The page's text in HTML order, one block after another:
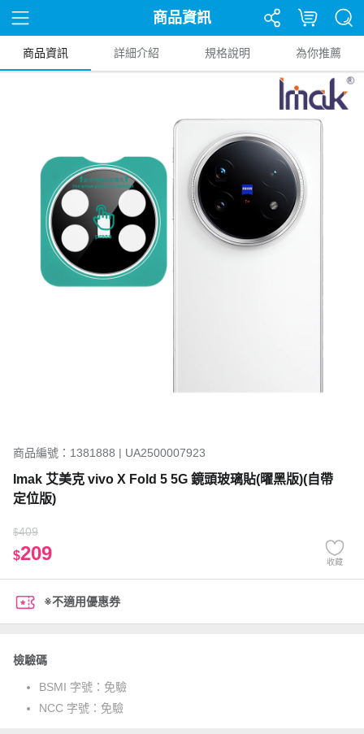
商品資訊
商品資訊 詳細介紹 規格說明 為你推薦
商品編號：1381888 | UA2500007923
Imak 艾美克 vivo X Fold 5 5G 鏡頭玻璃貼(曜黑版)(自帶
定位版)
$409
$209 收藏
※不適用優惠券
檢驗碼
BSMI 字號： 免驗
NCC 字號： 免驗